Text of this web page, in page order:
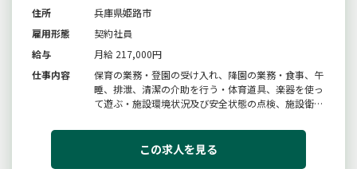
住所
兵庫県姫路市
雇用形態
契約社員
給与
月給 217,000円
仕事内容
保育の業務・登園の受け入れ、降園の業務・食事、午
睡、排泄、清潔の介助を行う・体育道具、楽器を使っ
て遊ぶ・施設環境状況及び安全状態の点検、施設衛生
決定いたします。変更範囲：変更無し「保育」
この求人を見る